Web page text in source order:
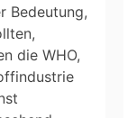
Bedeutung,
die WHO,